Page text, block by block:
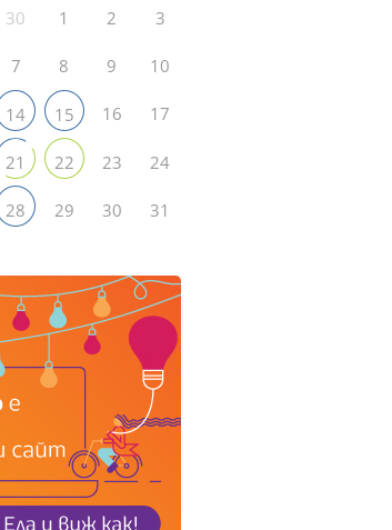
30 1 2 3
7 8 9 10
14 15 16 17
21 22 23 24
28 29 30 31